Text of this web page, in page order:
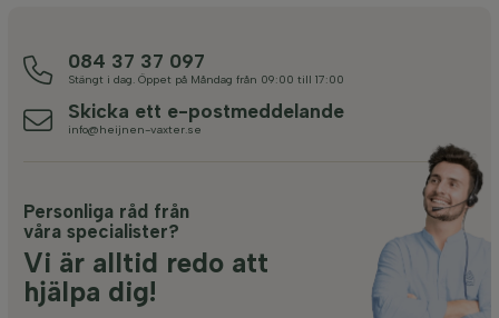
084 37 37 097
Stängt i dag. Öppet på Måndag från 09:00 till 17:00
Skicka ett e-postmeddelande
info@heijnen-vaxter.se
Personliga råd från
våra specialister?
Vi är alltid redo att
hjälpa dig!